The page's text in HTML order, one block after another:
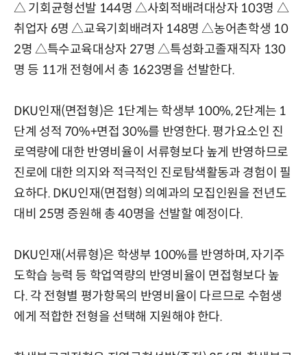
△ 기회균형선발 144명 △사회적배려대상자 103명 △
취업자 6명 △교육기회배려자 148명 △농어촌학생 10
2명 △특수교육대상자 27명 △특성화고졸재직자 130
명 등 11개 전형에서 총 1623명을 선발한다.
DKU인재(면접형)은 1단계는 학생부 100%, 2단계는 1
단계 성적 70%+면접 30%를 반영한다. 평가요소인 진
로역량에 대한 반영비율이 서류형보다 높게 반영하므로
진로에 대한 의지와 적극적인 진로탐색활동과 경험이 필
요하다. DKU인재(면접형) 의예과의 모집인원을 전년도
대비 25명 증원해 총 40명을 선발할 예정이다.
DKU인재(서류형)은 학생부 100%를 반영하며, 자기주
도학습 능력 등 학업역량의 반영비율이 면접형보다 높
다. 각 전형별 평가항목의 반영비율이 다르므로 수험생
에게 적합한 전형을 선택해 지원해야 한다.